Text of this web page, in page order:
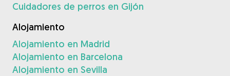
Cuidadores de perros en Gijón
Alojamiento
Alojamiento en Madrid
Alojamiento en Barcelona
Alojamiento en Sevilla